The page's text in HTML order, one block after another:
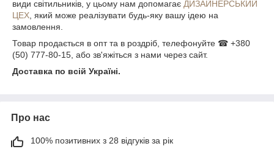
види світильників, у цьому нам допомагає ДИЗАЙНЕРСЬКИЙ
ЦЕХ , який може реалізувати будь-яку вашу ідею на
замовлення.
Товар продається в опт та в роздріб, телефонуйте ☎ +380
(50) 777-80-15, або зв'яжіться з нами через сайт.
Доставка по всій Україні.
Про нас
100% позитивних з 28 відгуків за рік